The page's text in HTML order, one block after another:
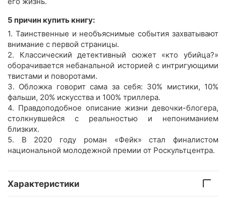
5 причин купить книгу:
1. Таинственные и необъяснимые события захватывают
внимание с первой страницы.
2. Классический детективный сюжет «кто убийца?»
оборачивается небанальной историей с интригующими
твистами и поворотами.
3. Обложка говорит сама за себя: 30% мистики, 10%
фальши, 20% искусства и 100% триллера.
4. Правдоподобное описание жизни девочки-блогера,
столкнувшейся с реальностью и непониманием
близких.
5. В 2020 году роман «Фейк» стал финалистом
национальной молодежной премии от Роскультцентра.
Характеристики